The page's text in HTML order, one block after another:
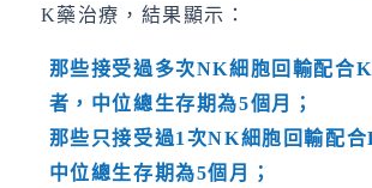
K藥治療，結果顯示：
那些接受過多次NK細胞回輸配合K
者，中位總生存期為5個月；
那些只接受過1 次NK細胞回輸配合
中位總生存期為5個月；